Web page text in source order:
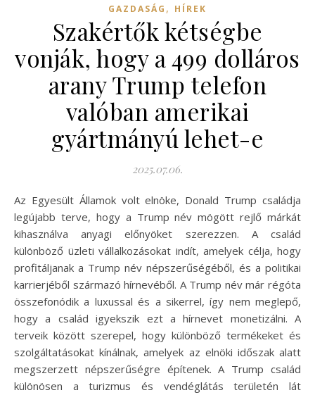
GAZDASÁG , HÍREK
Szakértők kétségbe
vonják, hogy a 499 dolláros
arany Trump telefon
valóban amerikai
gyártmányú lehet-e
2025.07.06.
Az Egyesült Államok volt elnöke, Donald Trump családja
legújabb terve, hogy a Trump név mögött rejlő márkát
kihasználva anyagi előnyöket szerezzen. A család
különböző üzleti vállalkozásokat indít, amelyek célja, hogy
profitáljanak a Trump név népszerűségéből, és a politikai
karrierjéből származó hírnevéből. A Trump név már régóta
összefonódik a luxussal és a sikerrel, így nem meglepő,
hogy a család igyekszik ezt a hírnevet monetizálni. A
terveik között szerepel, hogy különböző termékeket és
szolgáltatásokat kínálnak, amelyek az elnöki időszak alatt
megszerzett népszerűségre építenek. A Trump család
különösen a turizmus és vendéglátás területén lát